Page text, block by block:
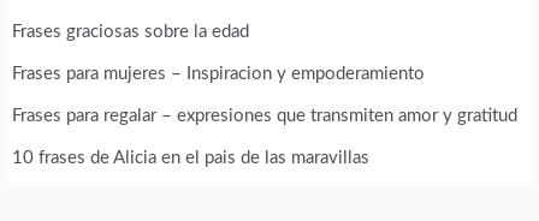
Frases graciosas sobre la edad
Frases para mujeres – Inspiracion y empoderamiento
Frases para regalar – expresiones que transmiten amor y gratitud
10 frases de Alicia en el pais de las maravillas